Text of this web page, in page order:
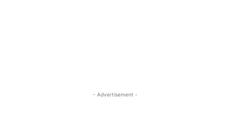
- Advertisement -